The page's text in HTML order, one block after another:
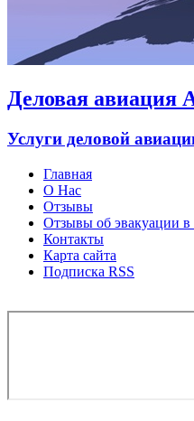
Деловая авиация
Услуги деловой
Главная
О Нас
Отзывы
Отзывы об эвакуации
Контакты
Карта сайта
Подписка RSS